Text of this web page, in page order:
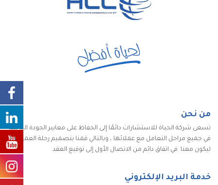
من نحن
تسعى شركة الحياة للاستشارات دائمًا إلى الحفاظ على معايير الجودة الكاملة
في جميع مراحل التعامل مع عملائها ، وبالتالي قمنا بتصميم رحلة العميل
ليكون معنا في اتفاق دائم من الاتصال الأول إلى توقيع العقد
خدمة البريد الإلكتروني